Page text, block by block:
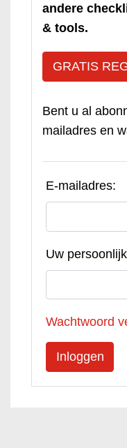
andere
& tools.
GRATIS
Bent u al
mailadres en
E-mailadres:
Uw
Wachtwoord